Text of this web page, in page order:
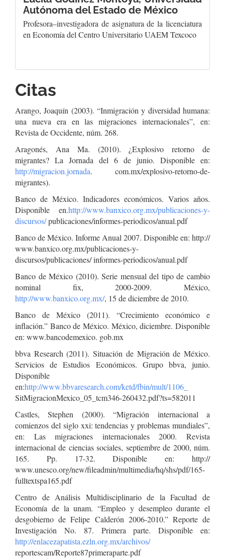
Autónoma del Estado de México
Profesora–investigadora de asignatura de la licenciatura
en Economía del Centro Universitario UAEM Texcoco
Citas
Arango, Joaquín (2003). “Inmigración y diversidad humana:
una nueva era en las migraciones internacionales”, en:
Revista de Occidente, núm. 268.
Aragonés, Ana Ma. (2010). ¿Explosivo retorno de
migrantes? La Jornada del 6 de junio. Disponible en:
http://migracion.jornada. com.mx/explosivo-retorno-de-
migrantes).
Banco de México. Indicadores económicos. Varios años.
Disponible en.http://www.banxico.org.mx/publicaciones-y-
discursos/publicaciones/informes-periodicos/anual.pdf
Banco de México. Informe Anual 2007. Disponible en: http://
www.banxico.org.mx/publicaciones-y-
discursos/publicaciones/ informes-periodicos/anual.pdf
Banco de México (2010). Serie mensual del tipo de cambio
nominal fix, 2000-2009. México,
http://www.banxico.org.mx/, 15 de diciembre de 2010.
Banco de México (2011). “Crecimiento económico e
inflación.” Banco de México. México, diciembre. Disponible
en: www.bancodemexico. gob.mx
bbva Research (2011). Situación de Migración de México.
Servicios de Estudios Económicos. Grupo bbva, junio.
Disponible
en:http://www.bbvaresearch.com/ketd/fbin/mult/1106_
SitMigracionMexico_05_tcm346-260432.pdf?ts=582011
Castles, Stephen (2000). “Migración internacional a
comienzos del siglo xxi: tendencias y problemas mundiales”,
en: Las migraciones internacionales 2000. Revista
internacional de ciencias sociales, septiembre de 2000, núm.
165. Pp. 17-32. Disponible en: http://
www.unesco.org/new/fileadmin/multimedia/hq/shs/pdf/165-
fulltextspa165.pdf
Centro de Análisis Multidisciplinario de la Facultad de
Economía de la unam. “Empleo y desempleo durante el
desgobierno de Felipe Calderón 2006-2010.” Reporte de
Investigación No. 87. Primera parte. Disponible en:
http://enlacezapatista.ezln.org.mx/archivos/
reportescam/Reporte87primeraparte.pdf